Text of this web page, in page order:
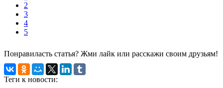
2
3
4
5
Понравиласть статья? Жми лайк или расскажи своим друзьям!
Теги к новости: